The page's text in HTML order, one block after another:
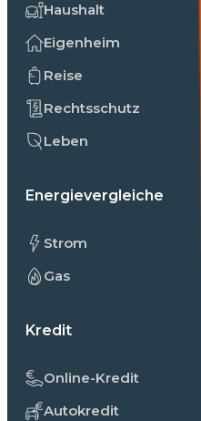
Haushalt
Eigenheim
Reise
Rechtsschutz
Leben
Energievergleiche
Strom
Gas
Kredit
Online-Kredit
Autokredit